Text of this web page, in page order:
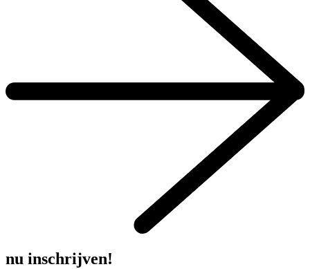
nu inschrijven!